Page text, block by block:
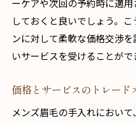
ーケアや次回の予約時に適
しておくと良いでしょう。
ンに対して柔軟な価格交渉
いサービスを受けることがで
価格とサービスのトレード
メンズ眉毛の手入れにおい